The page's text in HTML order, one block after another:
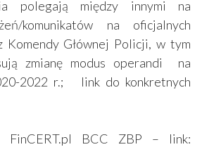
polegają między innymi na
komunikatów na oficjalnych
Komendy Głównej Policji, w tym
zmianę modus operandi na
2022 r.; link do konkretnych
BCC ZBP – link: